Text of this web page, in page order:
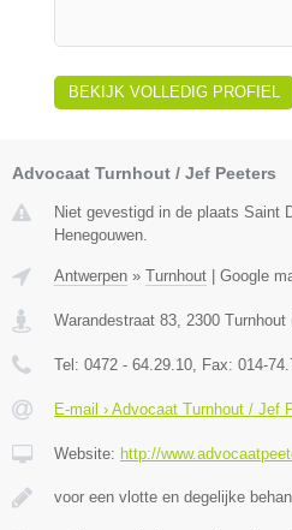
BEKIJK VOLLEDIG PROFIEL
Advocaat Turnhout / Jef Peeters
Niet gevestigd in de plaats Saint
Henegouwen.
Antwerpen » Turnhout | Google
Warandestraat 83 2300 Turnhout
Tel: 0472 - 64.29.10 , Fax: 014-
E-mail › Advocaat Turnhout / Jef
Website: http://
voor een vlotte en degelijke